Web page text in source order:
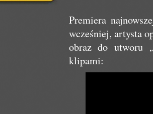
Premiera
wcześniej, artysta
obraz do utworu
klipami: